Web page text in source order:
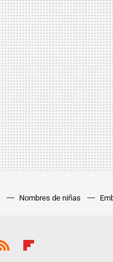
Nombres de niñas